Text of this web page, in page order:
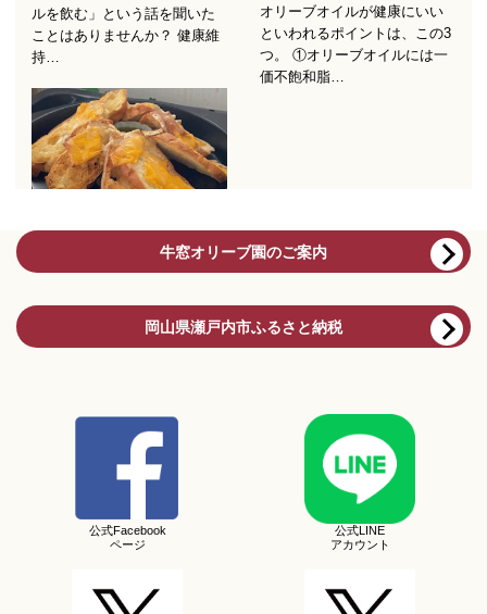
牛窓オリーブ園のご案内
岡山県瀬戸内市ふるさと納税
公式Facebook
ページ
公式LINE
アカウント